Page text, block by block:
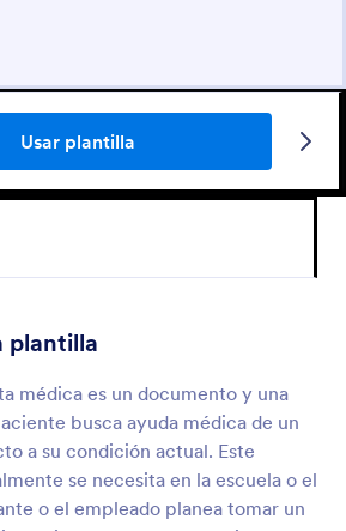
Usar plantilla
plantilla
médica es un documento y una
busca ayuda médica de un
a su condición actual. Este
se necesita en la escuela o el
o el empleado planea tomar un